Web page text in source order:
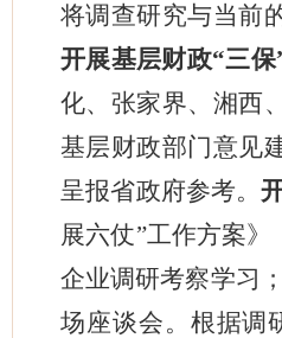
将调查研究与当前
开展基层财政“三保
化、张家界、湘西
基层财政部门意见
呈报省政府参考。
展六仗”工作方案
企业调研考察学习
场座谈会。根据调